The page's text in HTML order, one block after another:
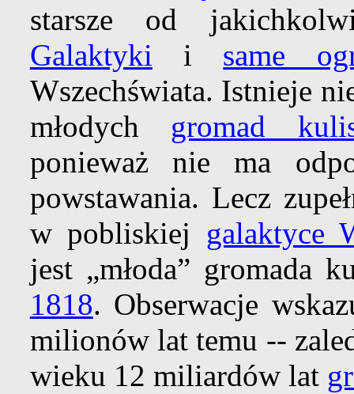
starsze od
Galaktyki i same
Wszechświata. Istnieje
młodych gromad
ponieważ nie ma
powstawania. Lecz
w pobliskiej galaktyce
jest „młoda” gromada
1818. Obserwacje
milionów lat temu --
wieku 12 miliardów lat